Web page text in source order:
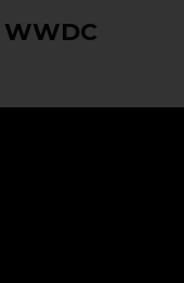
WWDC